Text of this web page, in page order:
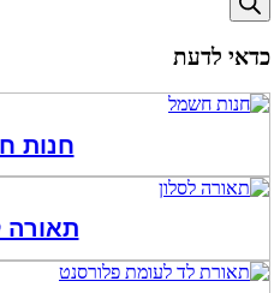
כדאי לדעת
חנות
תאורה